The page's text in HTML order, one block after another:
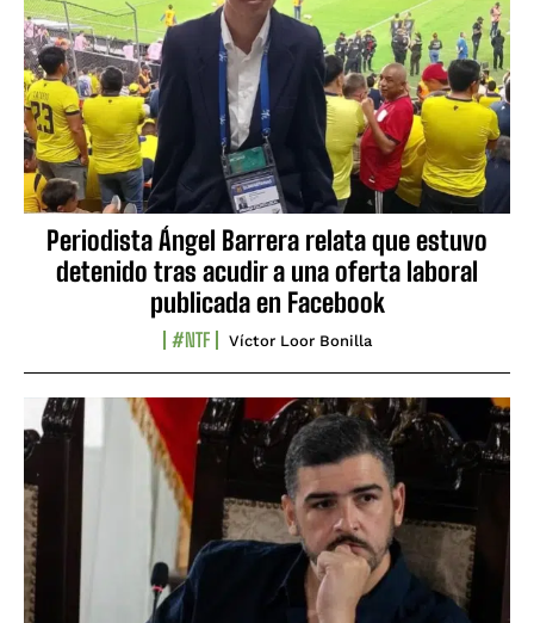
Periodista Ángel Barrera relata que estuvo
detenido tras acudir a una oferta laboral
publicada en Facebook
#NTF Víctor Loor Bonilla